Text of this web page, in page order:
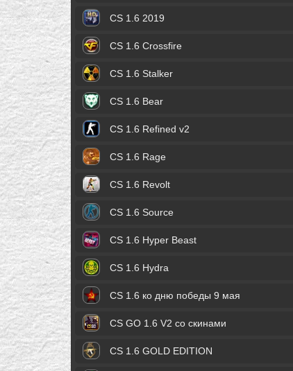
CS 1.6 2019
CS 1.6 Crossfire
CS 1.6 Stalker
CS 1.6 Bear
CS 1.6 Refined v2
CS 1.6 Rage
CS 1.6 Revolt
CS 1.6 Source
CS 1.6 Hyper Beast
CS 1.6 Hydra
CS 1.6 ко дню победы 9 мая
CS GO 1.6 V2 со скинами
CS 1.6 GOLD EDITION